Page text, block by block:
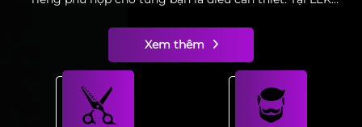
của riêng bạn luôn được tôn trọng và phát huy, cùng với
sự đam mê nghề chúng tôi tin có thể cùng bạn tạo nên
hình mẫu và cái “chất” mà chỉ mình bạn có. Hơn nữa nếu
quá trình đào tạo có kéo dài hơn dự kiến vì lý do khách
Xem thêm